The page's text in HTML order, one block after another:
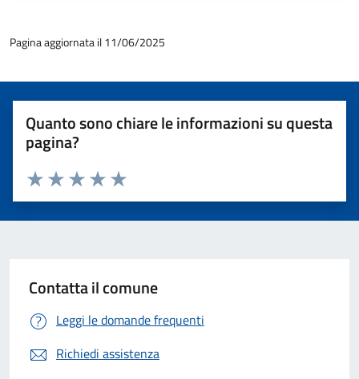
Pagina aggiornata il 11/06/2025
Quanto sono chiare le informazioni su questa
pagina?
Valuta 5 stelle su 5
Valuta 4 stelle su 5
Valuta 3 stelle su 5
Valuta 2 stelle su 5
Valuta 1 stelle su 5
Contatta il comune
Leggi le domande frequenti
Richiedi assistenza